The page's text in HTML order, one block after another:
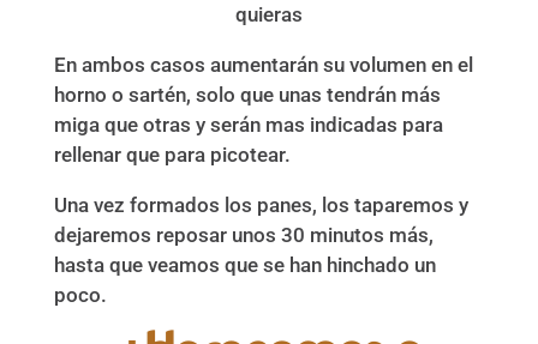
quieras
En ambos casos aumentarán su volumen en el
horno o sartén, solo que unas tendrán más
miga que otras y serán mas indicadas para
rellenar que para picotear.
Una vez formados los panes, los taparemos y
dejaremos reposar unos 30 minutos más,
hasta que veamos que se han hinchado un
poco.